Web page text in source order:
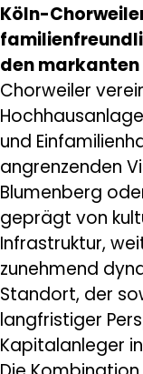
Köln-
den
Chorweiler
und
angrenzenden
Blumenberg
geprägt von
Infrastruktur,
zunehmend
Standort, der
langfristiger
Kapitalanleger